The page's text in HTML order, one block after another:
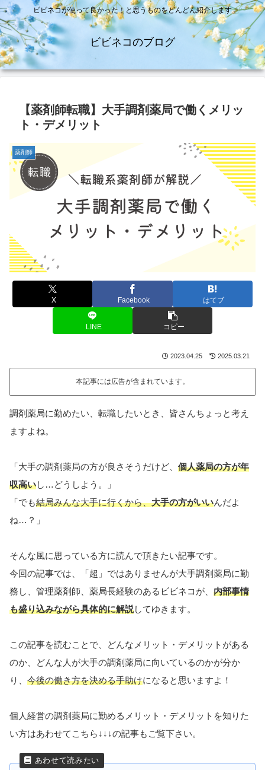
ビビネコが使って良かった！と思うものをどんどん紹介します
ビビネコのブログ
【薬剤師転職】大手調剤薬局で働くメリッ
ト・デメリット
薬剤師
X Facebook はてブ
LINE コピー
2023.04.25 2025.03.21
本記事には広告が含まれています。
調剤薬局に勤めたい、転職したいとき、皆さんちょっと考え
ますよね。
「大手の調剤薬局の方が良さそうだけど、 個人薬局の方が年
収高いし…どうしよう。」
「でも結局みんな大手に行くから、大手の方がいいんだよ
ね…？」
そんな風に思っている方に読んで頂きたい記事です。
今回の記事では、「超」ではありませんが大手調剤薬局に勤
務し、管理薬剤師、薬局長経験のあるビビネコが、 内部事情
も盛り込みながら具体的に解説してゆきます。
この記事を読むことで、どんなメリット・デメリットがある
のか、どんな人が大手の調剤薬局に向いているのかが分か
り、 今後の働き方を決める手助けになると思いますよ！
個人経営の調剤薬局に勤めるメリット・デメリットを知りた
い方はあわせてこちら↓↓↓の記事もご覧下さい。